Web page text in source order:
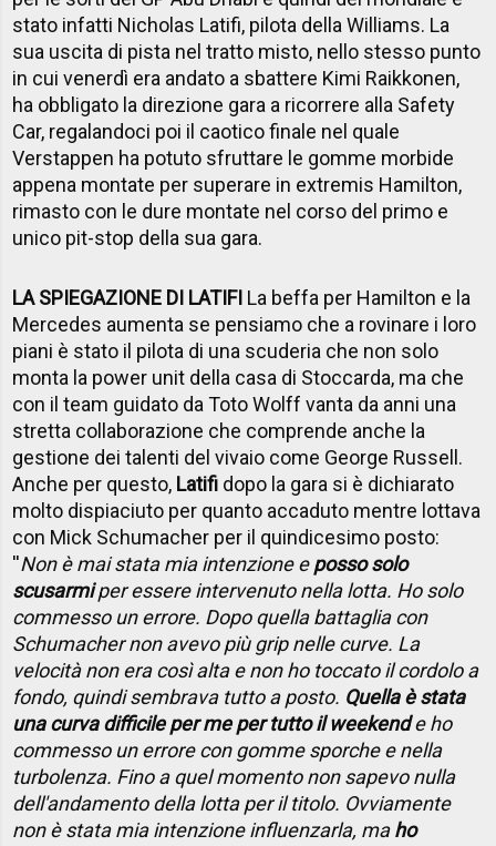
stato infatti Nicholas Latifi, pilota della Williams. La
sua uscita di pista nel tratto misto, nello stesso punto
in cui venerdì era andato a sbattere Kimi Raikkonen,
ha obbligato la direzione gara a ricorrere alla Safety
Car, regalandoci poi il caotico finale nel quale
Verstappen ha potuto sfruttare le gomme morbide
appena montate per superare in extremis Hamilton,
rimasto con le dure montate nel corso del primo e
unico pit-stop della sua gara.
LA SPIEGAZIONE DI LATIFI La beffa per Hamilton e la
Mercedes aumenta se pensiamo che a rovinare i loro
piani è stato il pilota di una scuderia che non solo
monta la power unit della casa di Stoccarda, ma che
con il team guidato da Toto Wolff vanta da anni una
stretta collaborazione che comprende anche la
gestione dei talenti del vivaio come George Russell.
Anche per questo, Latifi dopo la gara si è dichiarato
molto dispiaciuto per quanto accaduto mentre lottava
con Mick Schumacher per il quindicesimo posto:
''Non è mai stata mia intenzione eposso solo
scusarmiper essere intervenuto nella lotta. Ho solo
commesso un errore. Dopo quella battaglia con
Schumacher non avevo più grip nelle curve. La
velocità non era così alta e non ho toccato il cordolo a
fondo, quindi sembrava tutto a posto. Quella è stata
una curva difficile per me per tutto il weekende ho
commesso un errore con gomme sporche e nella
turbolenza. Fino a quel momento non sapevo nulla
dell'andamento della lotta per il titolo. Ovviamente
non è stata mia intenzione influenzarla, maho